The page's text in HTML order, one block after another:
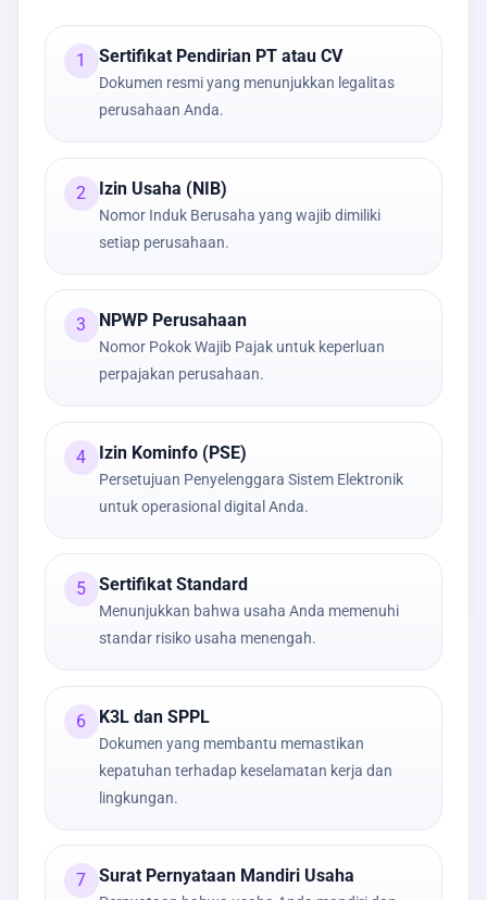
1 Sertifikat Pendirian PT atau CV
Dokumen resmi yang menunjukkan legalitas
perusahaan Anda.
2 Izin Usaha (NIB)
Nomor Induk Berusaha yang wajib dimiliki
setiap perusahaan.
3 NPWP Perusahaan
Nomor Pokok Wajib Pajak untuk keperluan
perpajakan perusahaan.
4 Izin Kominfo (PSE)
Persetujuan Penyelenggara Sistem Elektronik
untuk operasional digital Anda.
5 Sertifikat Standard
Menunjukkan bahwa usaha Anda memenuhi
standar risiko usaha menengah.
6 K3L dan SPPL
Dokumen yang membantu memastikan
kepatuhan terhadap keselamatan kerja dan
lingkungan.
7 Surat Pernyataan Mandiri Usaha